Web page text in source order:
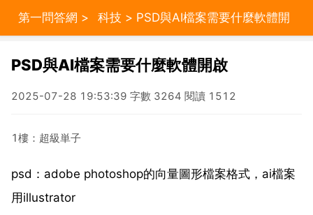
第一問答網 > 科技 > PSD與AI檔案需要什麼軟體開
PSD與AI檔案需要什麼軟體開啟
2025-07-28 19:53:39 字數 3264 閱讀 1512
1樓：超級単子
psd：adobe photoshop的向量圖形檔案格式，ai檔案
用illustrator